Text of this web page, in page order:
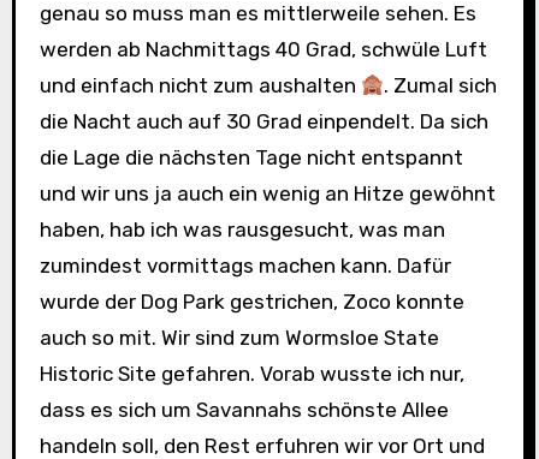
genau so muss man es mittlerweile sehen. Es
werden ab Nachmittags 40 Grad, schwüle Luft
und einfach nicht zum aushalten
. Zumal sich
die Nacht auch auf 30 Grad einpendelt. Da sich
die Lage die nächsten Tage nicht entspannt
und wir uns ja auch ein wenig an Hitze gewöhnt
haben, hab ich was rausgesucht, was man
zumindest vormittags machen kann. Dafür
wurde der Dog Park gestrichen, Zoco konnte
auch so mit. Wir sind zum Wormsloe State
Historic Site gefahren. Vorab wusste ich nur,
dass es sich um Savannahs schönste Allee
handeln soll, den Rest erfuhren wir vor Ort und